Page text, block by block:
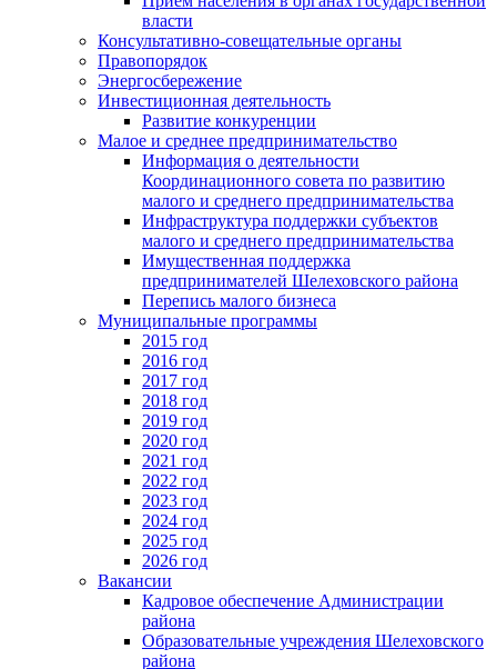
власти
Консультативно-совещательные органы
Правопорядок
Энергосбережение
Инвестиционная деятельность
Развитие конкуренции
Малое и среднее предпринимательство
Информация о деятельности
Координационного совета по развитию
малого и среднего предпринимательства
Инфраструктура поддержки субъектов
малого и среднего предпринимательства
Имущественная поддержка
предпринимателей Шелеховского района
Перепись малого бизнеса
Муниципальные программы
2015 год
2016 год
2017 год
2018 год
2019 год
2020 год
2021 год
2022 год
2023 год
2024 год
2025 год
2026 год
Вакансии
Кадровое обеспечение Администрации
района
Образовательные учреждения Шелеховского
района